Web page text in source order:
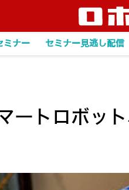
ミナー セミナー見逃し配信
ートロボッ